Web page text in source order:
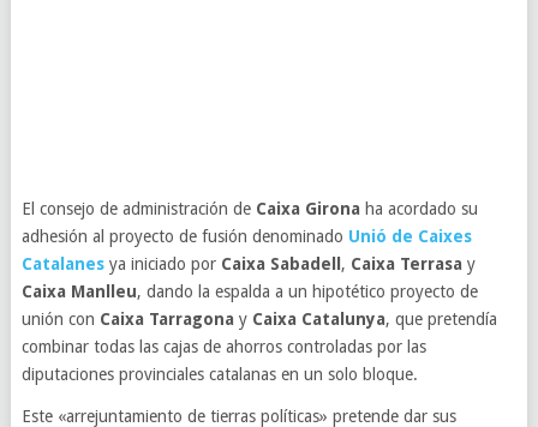
El consejo de administración de Caixa Girona ha acordado su
adhesión al proyecto de fusión denominado Unió de Caixes
Catalanesya iniciado por Caixa Sabadell , Caixa Terrasa y
Caixa Manlleu, dando la espalda a un hipotético proyecto de
unión con Caixa Tarragona y Caixa Catalunya, que pretendía
combinar todas las cajas de ahorros controladas por las
diputaciones provinciales catalanas en un solo bloque.
Este «arrejuntamiento de tierras políticas» pretende dar sus